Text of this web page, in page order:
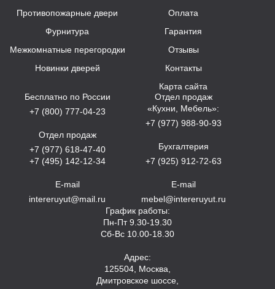
Противопожарные двери
Фурнитура
Межкомнатные перегородки
Новинки дверей
Оплата
Гарантия
Отзывы
Контакты
Карта сайта
Бесплатно по России
+7 (800) 777-04-23
Отдел продаж
+7 (977) 618-47-40
+7 (495) 142-12-34
E-mail
intereruyut@mail.ru
Отдел продаж
«Кухни, Мебель»:
+7 (977) 988-90-93
Бухгалтерия
+7 (925) 912-72-63
E-mail
mebel@intereruyut.ru
График работы:
Пн-Пт 9.30-19.30
Сб-Вс 10.00-18.30
Адрес:
125504, Москва,
Дмитровское шоссе,